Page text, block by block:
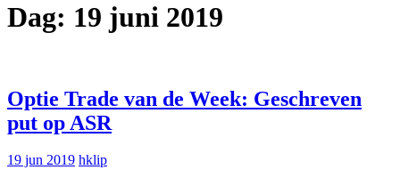
Dag: 19 juni 2019
Optie Trade van de Week: Geschreven
put op ASR
19 jun 2019 hklip